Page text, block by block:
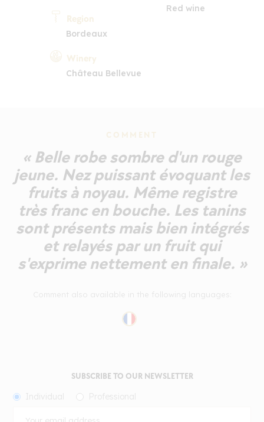
Region
Bordeaux
Winery
Château Bellevue
Red wine
COMMENT
« Belle robe sombre d'un rouge
jeune. Nez puissant évoquant les
fruits à noyau. Même registre
très franc en bouche. Les tanins
sont présents mais bien intégrés
et relayés par un fruit qui
s'exprime nettement en finale. »
SUBSCRIBE TO OUR NEWSLETTER